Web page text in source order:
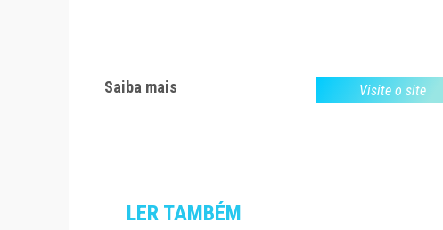
Saiba mais Visite o site
LER TAMBÉM